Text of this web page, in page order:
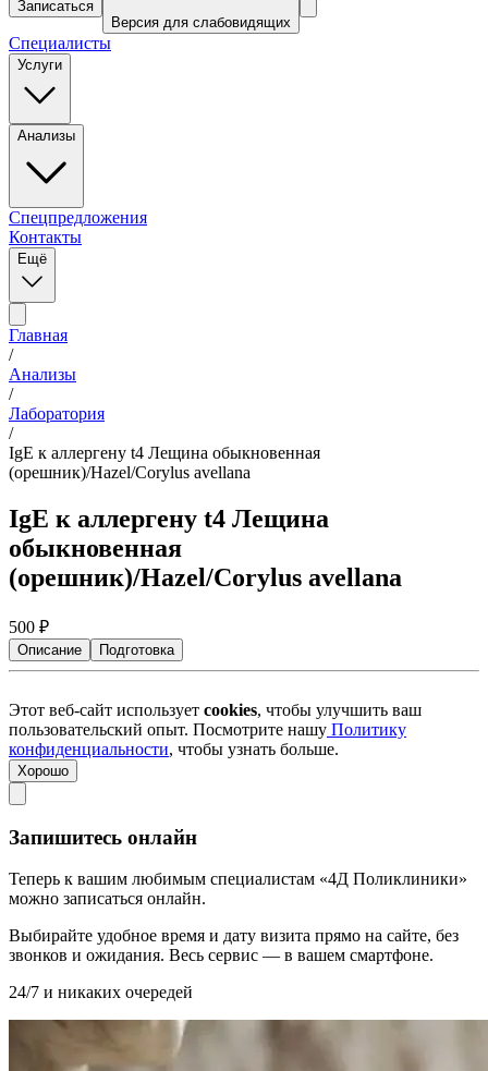
Записаться
Версия для слабовидящих
Специалисты
Услуги
Анализы
Спецпредложения
Контакты
Ещё
Главная
/
Анализы
/
Лаборатория
/
IgE к аллергену t4 Лещина обыкновенная
(орешник)/Hazel/Corylus avellana
IgE к аллергену t4 Лещина
обыкновенная
(орешник)/Hazel/Corylus avellana
500 ₽
Описание Подготовка
Этот веб-сайт использует cookies, чтобы улучшить ваш
пользовательский опыт. Посмотрите нашу Политику
конфиденциальности, чтобы узнать больше.
Хорошо
Запишитесь онлайн
Теперь к вашим любимым специалистам «4Д Поликлиники»
можно записаться онлайн.
Выбирайте удобное время и дату визита прямо на сайте, без
звонков и ожидания. Весь сервис — в вашем смартфоне.
24/7 и никаких очередей